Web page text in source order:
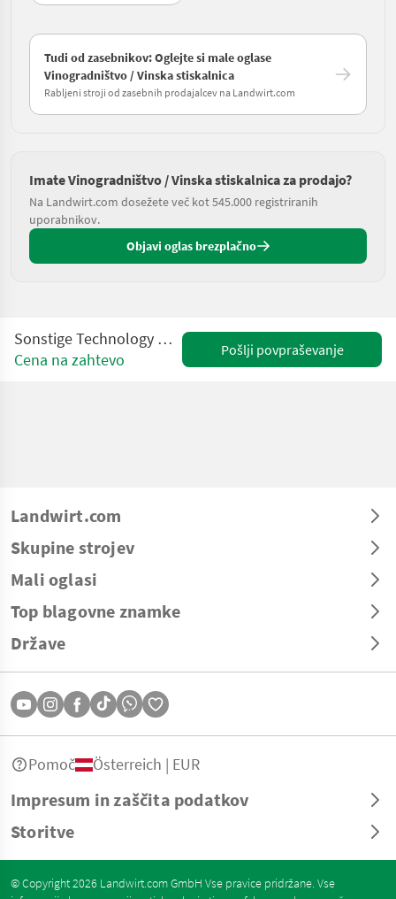
Tudi od zasebnikov: Oglejte si male oglase
Vinogradništvo / Vinska stiskalnica
Rabljeni stroji od zasebnih prodajalcev na Landwirt.com
Imate Vinogradništvo / Vinska stiskalnica za prodajo?
Na Landwirt.com dosežete več kot 545.000 registriranih
uporabnikov.
Objavi oglas brezplačno
Sonstige Technology Update für Traubenpressen
Cena na zahtevo
Pošlji povpraševanje
Landwirt.com
Skupine strojev
Mali oglasi
Top blagovne znamke
Države
Impresum in zaščita podatkov
Storitve
Pomoč Österreich | EUR
© Copyright 2026 Landwirt.com GmbH Vse pravice pridržane. Vse